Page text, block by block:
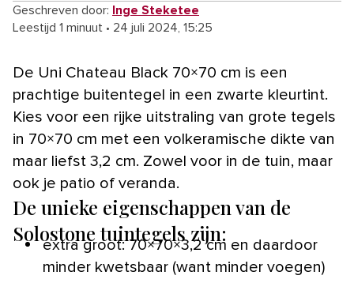
Geschreven door:
Inge Steketee
Leestijd 1 minuut • 24 juli 2024, 15:25
De Uni Chateau Black 70×70 cm is een
prachtige buitentegel in een zwarte kleurtint.
Kies voor een rijke uitstraling van grote tegels
in 70×70 cm met een volkeramische dikte van
maar liefst 3,2 cm. Zowel voor in de tuin, maar
ook je patio of veranda.
De unieke eigenschappen van de
Solostone tuintegels zijn:
extra groot: 70×70×3,2 cm en daardoor
minder kwetsbaar (want minder voegen)